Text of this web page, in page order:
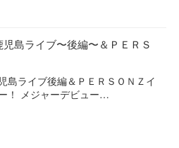
島ライブ〜後編〜＆ＰＥＲＳ
島ライブ後編＆ＰＥＲＳＯＮＺイ
！ メジャーデビュー…